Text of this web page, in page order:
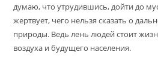
думаю, что утрудившись, дойти до
жертвует, чего нельзя сказать о
природы. Ведь лень людей стоит
воздуха и будущего населения.